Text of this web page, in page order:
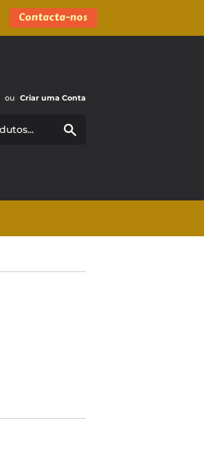
Contacta-nos
ou Criar uma Conta